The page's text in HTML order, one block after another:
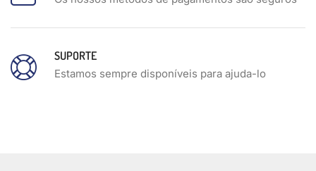
SUPORTE
Estamos sempre disponíveis para ajuda-lo